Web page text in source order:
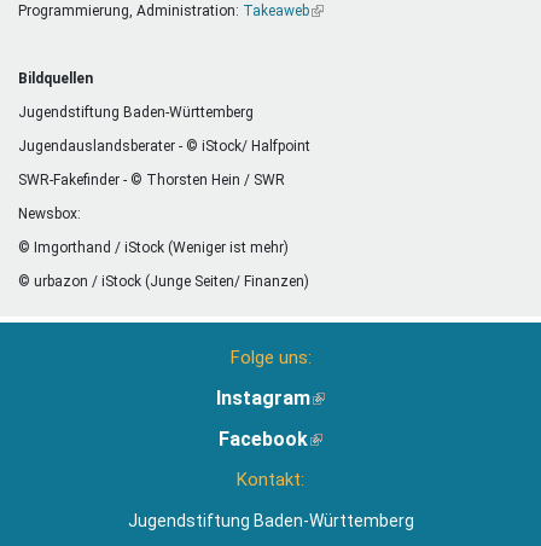
extern)
Programmierung, Administration: Takeaweb(Link
Bildquellen
Jugendstiftung Baden-Württemberg
Jugendauslandsberater - © iStock/ Halfpoint
SWR-Fakefinder - © Thorsten Hein / SWR
Newsbox:
© Imgorthand / iStock (Weniger ist mehr)
© urbazon / iStock (Junge Seiten/ Finanzen)
Folge uns:
Instagram(Link
extern)
Facebook(Link
Kontakt:
Jugendstiftung Baden-Württemberg